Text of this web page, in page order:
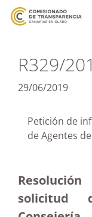
R329/
29/06/2019
Petición de
de Agentes
solicitud